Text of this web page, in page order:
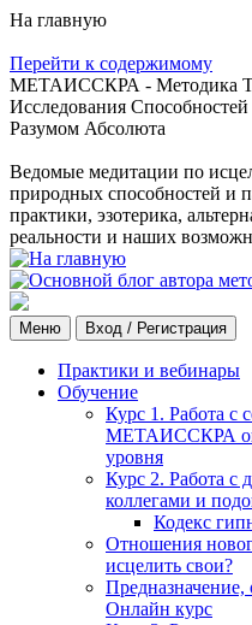
На главную
Перейти к содержимому
МЕТАИССКРА - Методика
Исследования
Разумом Абсолюта
Ведомые медитации по
природных способностей и
практики, эзотерика,
реальности и наших
Меню Вход / Регистрация
Практики и вебинары
Обучение
Курс 1. Работа с
МЕТАИССКРА
уровня
Курс 2. Работа с
коллегами и
Кодекс
Отношения
исцелить свои?
Онлайн курс